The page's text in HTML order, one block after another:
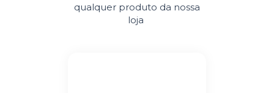
qualquer produto da nossa
loja